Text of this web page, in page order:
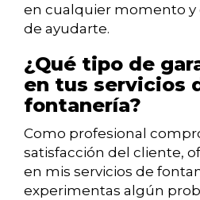
en cualquier momento y
de ayudarte.
¿Qué tipo de
en tus servicios
fontanería?
Como profesional
satisfacción del cliente,
en mis servicios de
experimentas algún